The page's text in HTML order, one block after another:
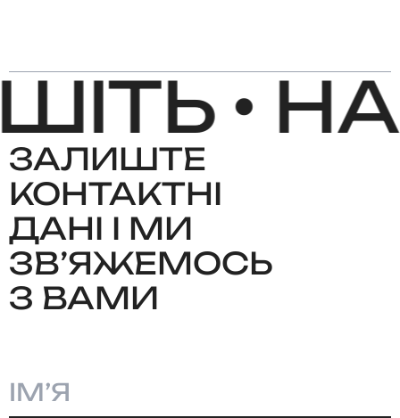
•
ЗАЛИШТЕ
КОНТАКТНІ
ДАНІ І МИ
ЗВʼЯЖЕМОСЬ
З ВАМИ